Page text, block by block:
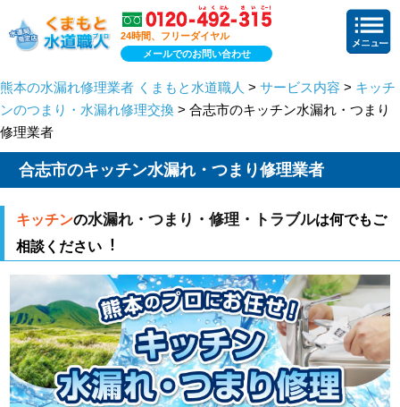
24時間、フリーダイヤル
メールでのお問い合わせ
熊本の水漏れ修理業者 くまもと水道職人 > サービス内容 > キッチ
ンのつまり・水漏れ修理交換 > 合志市のキッチン水漏れ・つまり
修理業者
合志市のキッチン水漏れ・つまり修理業者
キッチンの水漏れ・つまり・修理・トラブルは何でもご
相談ください︕